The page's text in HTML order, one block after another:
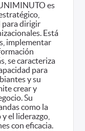
es
para dirigir
Está
implementar
se caracteriza
para
y su
crear y
Su
como la
el liderazgo,
con eficacia.